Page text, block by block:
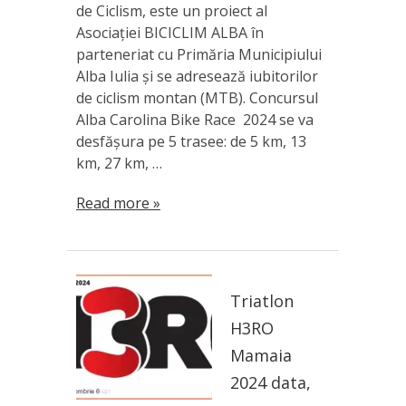
de Ciclism, este un proiect al
Asociației BICICLIM ALBA în
parteneriat cu Primăria Municipiului
Alba Iulia și se adresează iubitorilor
de ciclism montan (MTB). Concursul
Alba Carolina Bike Race 2024 se va
desfășura pe 5 trasee: de 5 km, 13
km, 27 km, …
Read more »
Triatlon
H3RO
Mamaia
2024 data,